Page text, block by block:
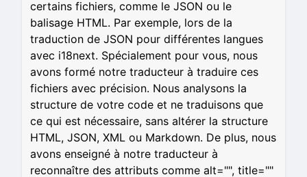
certains fichiers, comme le JSON ou le
balisage HTML. Par exemple, lors de la
traduction de JSON pour différentes langues
avec i18next. Spécialement pour vous, nous
avons formé notre traducteur à traduire ces
fichiers avec précision. Nous analysons la
structure de votre code et ne traduisons que
ce qui est nécessaire, sans altérer la structure
HTML, JSON, XML ou Markdown. De plus, nous
avons enseigné à notre traducteur à
reconnaître des attributs comme alt="", title=""